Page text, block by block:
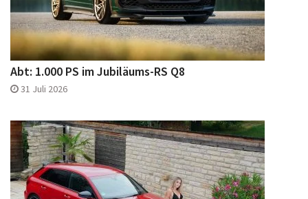
Abt: 1.000 PS im Jubiläums-RS Q8
31 Juli 2026